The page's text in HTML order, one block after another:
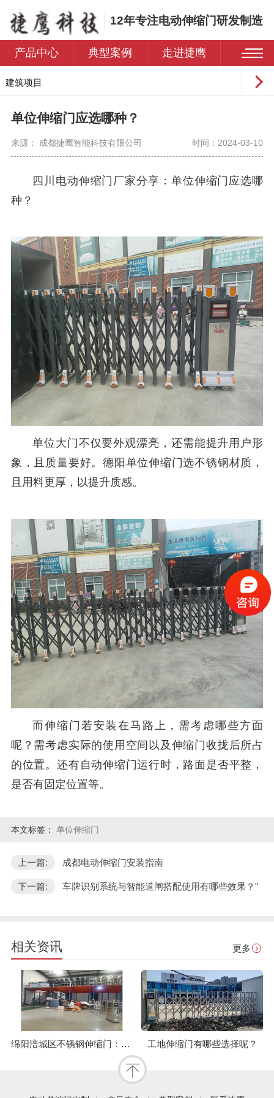
12年专注电动伸缩门研发制造
产品中心 典型案例 走进捷鹰
建筑项目
学校
医院
单位伸缩门应选哪种？
来源： 成都捷鹰智能科技有限公司 时间：2024-03-10
四川电动伸缩门厂家分享：单位伸缩门应选哪
种？
单位大门不仅要外观漂亮，还需能提升用户形
象，且质量要好。德阳单位伸缩门选不锈钢材质，
且用料更厚，以提升质感。
而伸缩门若安装在马路上，需考虑哪些方面
呢？需考虑实际的使用空间以及伸缩门收拢后所占
的位置。还有自动伸缩门运行时，路面是否平整，
是否有固定位置等。
本文标签： 单位伸缩门
上一篇: 成都电动伸缩门安装指南
下一篇: 车牌识别系统与智能道闸搭配使用有哪些效果？"
相关资讯 更多
绵阳涪城区不锈钢伸缩门：实用与性价比的完美结合 工地伸缩门有哪些选择呢？